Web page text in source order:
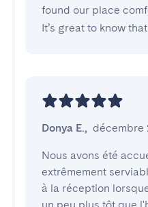
found our place
It’s great to know that
Donya E., décembre
Nous avons été
extrêmement
à la réception